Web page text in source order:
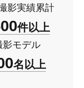
影実績累計
件以上
影モデル
名以上